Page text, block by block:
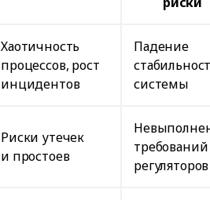
Хаотичность
процессов, рост
инцидентов
Падение
системы
Риски утечек
и простоев
требований
регуляторов